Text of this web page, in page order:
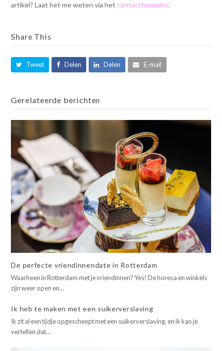
artikel? Laat het me weten via het contactformulier.
Share This
Tweet Delen Delen E-mail
Gerelateerde berichten
De perfecte vriendinnendate in Rotterdam
Waarheen in Rotterdam met je vriendinnen? Yes! De horeca en winkels
zijn weer open en…
Ik heb te maken met een suikerverslaving
Ik zit al een tijdje opgescheept met een suikerverslaving, en ik kan je
vertellen dat…